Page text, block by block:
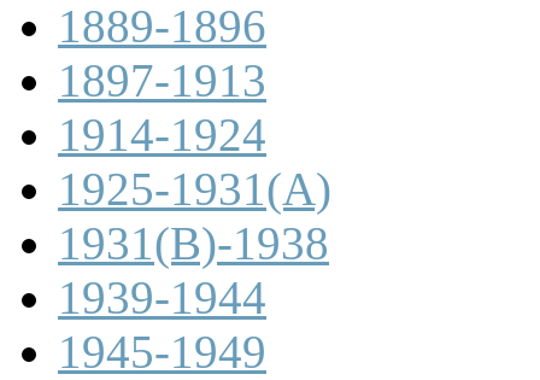
1889-1896
1897-1913
1914-1924
1925-1931(A)
1931(B)-1938
1939-1944
1945-1949